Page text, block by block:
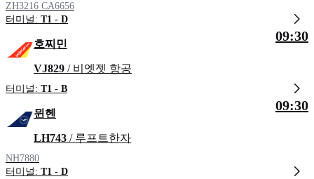
ZH3216 CA6656
터미널: T1 - D
호찌민
VJ829 / 비엣젯 항공
터미널: T1 - B
09:30
뮌헨
LH743 / 루프트한자
NH7880
터미널: T1 - D
09:30